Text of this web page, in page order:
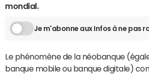
mondial.
Je m'abonne aux Infos à ne pas
Le phénomène de la néobanque
banque mobile ou banque digitale)